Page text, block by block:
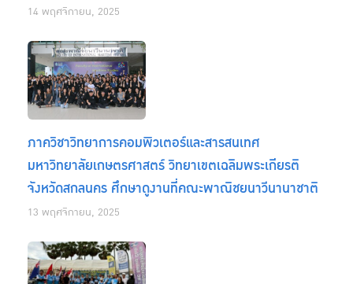
14 พฤศจิกายน, 2025
ภาควิชาวิทยาการคอมพิวเตอร์และสารสนเทศ
มหาวิทยาลัยเกษตรศาสตร์ วิทยาเขตเฉลิมพระเกียรติ
จังหวัดสกลนคร ศึกษาดูงานที่คณะพาณิชยนาวีนานาชาติ
13 พฤศจิกายน, 2025